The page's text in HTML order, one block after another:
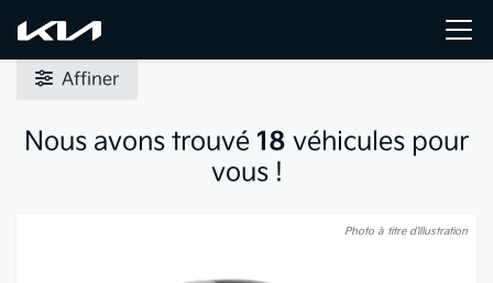
Affiner
Nous avons trouvé 18 véhicules pour
vous !
Photo à titre d’illustration